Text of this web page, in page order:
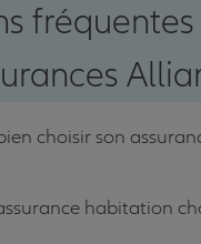
fréquentes
choisir son
habitation